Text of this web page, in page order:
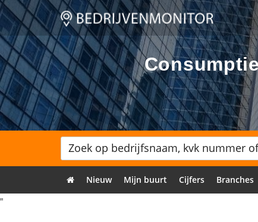
Nieuw Mijn buurt Cijfers Branches
"